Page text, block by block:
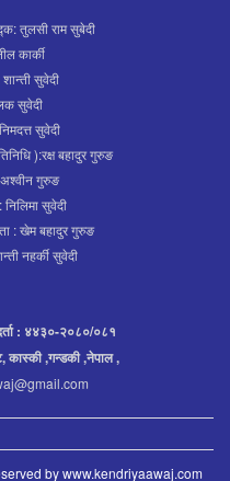
तुलसी राम सुबेदी
कार्की
सुवेदी
सुवेदी
सुवेदी
):रक्ष बहादुर गुरुङ
गुरुङ
निलिमा सुवेदी
: खेम बहादुर गुरुङ
नहर्की सुवेदी
: ४४३०-२०८०/०८१
कास्की ,गन्डकी ,नेपाल ,
by www.kendriyaawaj.com